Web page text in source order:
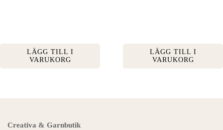
LÄGG TILL I
VARUKORG
LÄGG TILL I
VARUKORG
Creativa & Garnbutik